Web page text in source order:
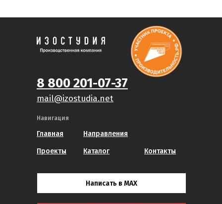
Главная
Навигация
Направления
Каталог Контакты
8 800 201-07-37
Проекты
mail@izostudia.net
Написать в MAX